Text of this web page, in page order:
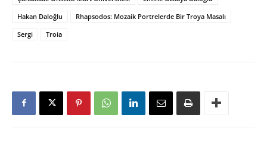
Hakan Daloğlu
Rhapsodos: Mozaik Portrelerde Bir Troya Masalı
Sergi
Troia